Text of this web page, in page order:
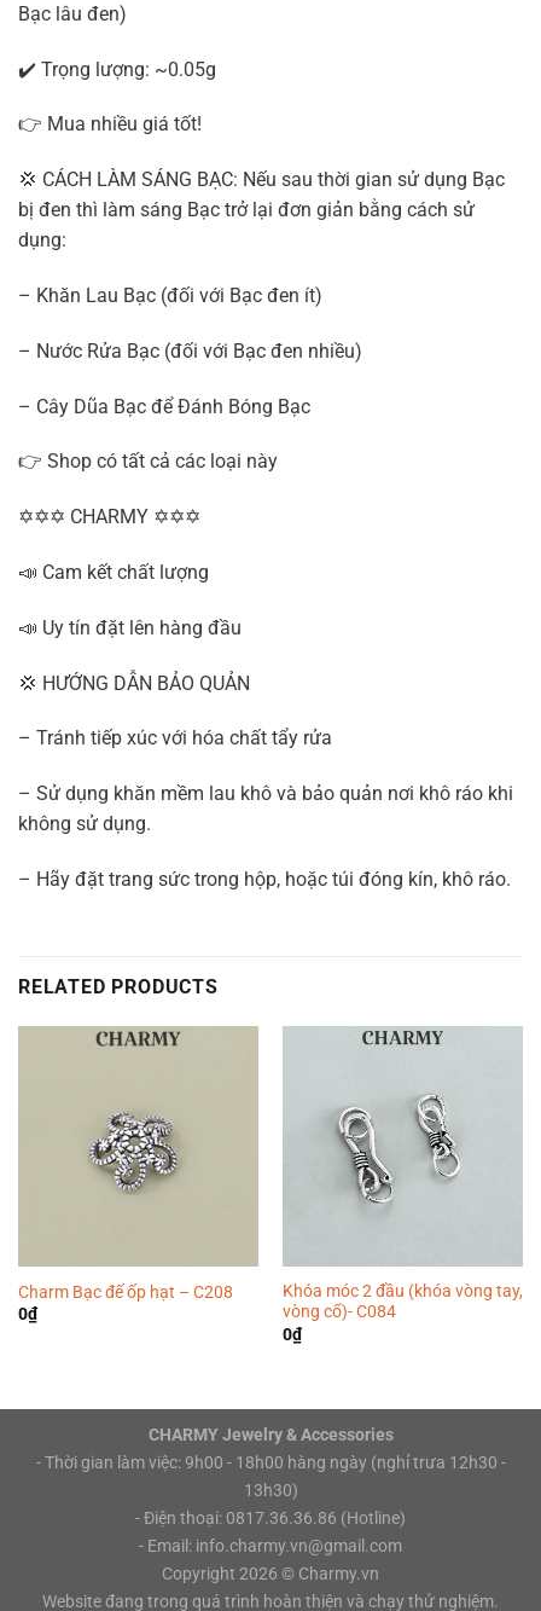
Bạc lâu đen)
✔️ Trọng lượng: ~0.05g
👉 Mua nhiều giá tốt!
💢 CÁCH LÀM SÁNG BẠC: Nếu sau thời gian sử dụng Bạc
bị đen thì làm sáng Bạc trở lại đơn giản bằng cách sử
dụng:
– Khăn Lau Bạc (đối với Bạc đen ít)
– Nước Rửa Bạc (đối với Bạc đen nhiều)
– Cây Dũa Bạc để Đánh Bóng Bạc
👉 Shop có tất cả các loại này
✡✡✡ CHARMY ✡✡✡
📣 Cam kết chất lượng
📣 Uy tín đặt lên hàng đầu
💢 HƯỚNG DẪN BẢO QUẢN
– Tránh tiếp xúc với hóa chất tẩy rửa
– Sử dụng khăn mềm lau khô và bảo quản nơi khô ráo khi
không sử dụng.
– Hãy đặt trang sức trong hộp, hoặc túi đóng kín, khô ráo.
RELATED PRODUCTS
Charm Bạc đế ốp hạt – C208
0₫
Khóa móc 2 đầu (khóa vòng tay,
vòng cổ)- C084
0₫
CHARMY Jewelry & Accessories
- Thời gian làm việc: 9h00 - 18h00 hàng ngày (nghỉ trưa 12h30 -
13h30)
- Điện thoại: 0817.36.36.86 (Hotline)
- Email: info.charmy.vn@gmail.com
Copyright 2026 © Charmy.vn
Website đang trong quá trình hoàn thiện và chạy thử nghiệm.